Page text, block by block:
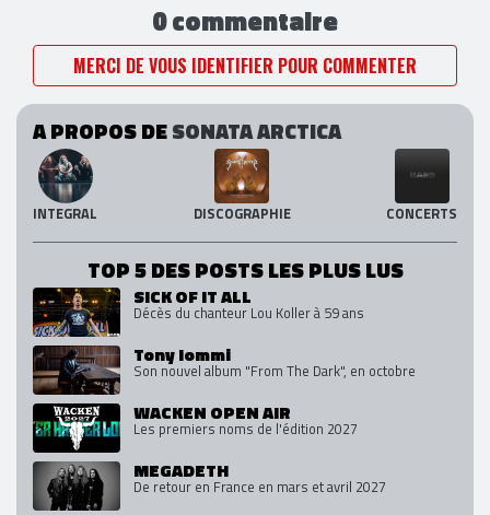
0 commentaire
MERCI DE VOUS IDENTIFIER POUR COMMENTER
A PROPOS DESONATA ARCTICA
INTEGRAL DISCOGRAPHIE CONCERTS
TOP 5 DES POSTS LES PLUS LUS
SICK OF IT ALL
Décès du chanteur Lou Koller à 59 ans
Tony Iommi
Son nouvel album "From The Dark", en octobre
WACKEN OPEN AIR
Les premiers noms de l'édition 2027
MEGADETH
De retour en France en mars et avril 2027